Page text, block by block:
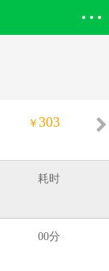
￥ 303
耗时
00分